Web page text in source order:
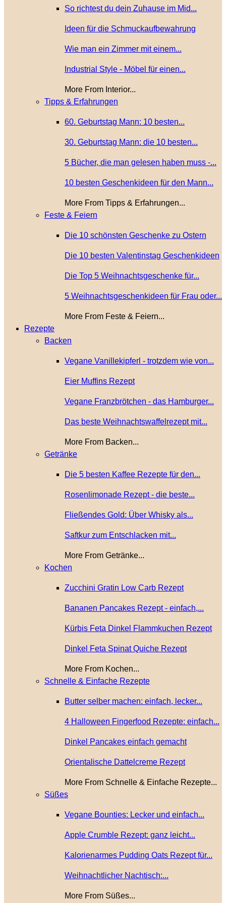
So richtest du dein Zuhause im Mid...
Ideen für die Schmuckaufbewahrung
Wie man ein Zimmer mit einem...
Industrial Style - Möbel für einen...
More From Interior...
Tipps & Erfahrungen
60. Geburtstag Mann: 10 besten...
30. Geburtstag Mann: die 10 besten...
5 Bücher, die man gelesen haben muss -...
10 besten Geschenkideen für den Mann...
More From Tipps & Erfahrungen...
Feste & Feiern
Die 10 schönsten Geschenke zu Ostern
Die 10 besten Valentinstag Geschenkideen
Die Top 5 Weihnachtsgeschenke für...
5 Weihnachtsgeschenkideen für Frau oder...
More From Feste & Feiern...
Rezepte
Backen
Vegane Vanillekipferl - trotzdem wie von...
Eier Muffins Rezept
Vegane Franzbrötchen - das Hamburger...
Das beste Weihnachtswaffelrezept mit...
More From Backen...
Getränke
Die 5 besten Kaffee Rezepte für den...
Rosenlimonade Rezept - die beste...
Fließendes Gold: Über Whisky als...
Saftkur zum Entschlacken mit...
More From Getränke...
Kochen
Zucchini Gratin Low Carb Rezept
Bananen Pancakes Rezept - einfach,...
Kürbis Feta Dinkel Flammkuchen Rezept
Dinkel Feta Spinat Quiche Rezept
More From Kochen...
Schnelle & Einfache Rezepte
Butter selber machen: einfach, lecker...
4 Halloween Fingerfood Rezepte: einfach...
Dinkel Pancakes einfach gemacht
Orientalische Dattelcreme Rezept
More From Schnelle & Einfache Rezepte...
Süßes
Vegane Bounties: Lecker und einfach...
Apple Crumble Rezept: ganz leicht...
Kalorienarmes Pudding Oats Rezept für...
Weihnachtlicher Nachtisch:...
More From Süßes...